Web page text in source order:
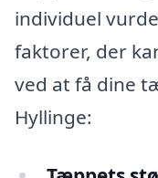
individuel
faktorer, der
ved at få dine
Hyllinge: